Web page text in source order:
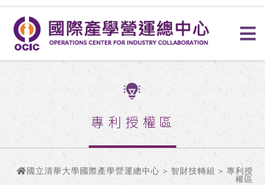
專利授權區
國立清華大學國際產學營運總中心 > 智財技轉組 > 專利授
權區